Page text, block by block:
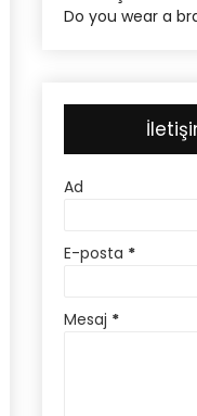
Do you wear a
Ad
E-posta *
Mesaj *